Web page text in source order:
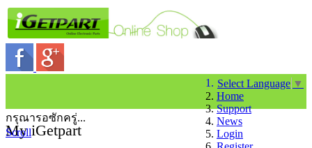
Select Language ▼
Home
Support
News
Login
My iGetpart
กรุณารอซักครู่...
Scroll